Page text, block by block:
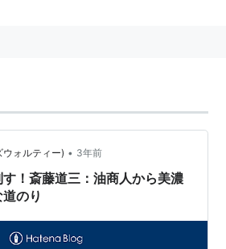
ォルティー) • 3年前
！斎藤道三：油商人から美濃
のり